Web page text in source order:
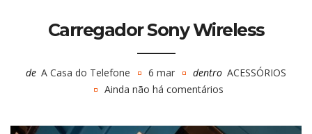
Carregador Sony Wireless
de A Casa do Telefone 6 mar dentro ACESSÓRIOS
Ainda não há comentários